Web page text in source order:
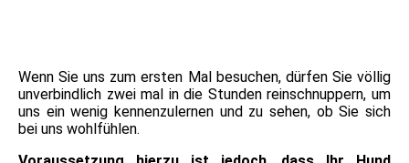
Wenn Sie uns zum ersten Mal besuchen, dürfen Sie völlig
unverbindlich zwei mal in die Stunden reinschnuppern, um
uns ein wenig kennenzulernen und zu sehen, ob Sie sich
bei uns wohlfühlen.